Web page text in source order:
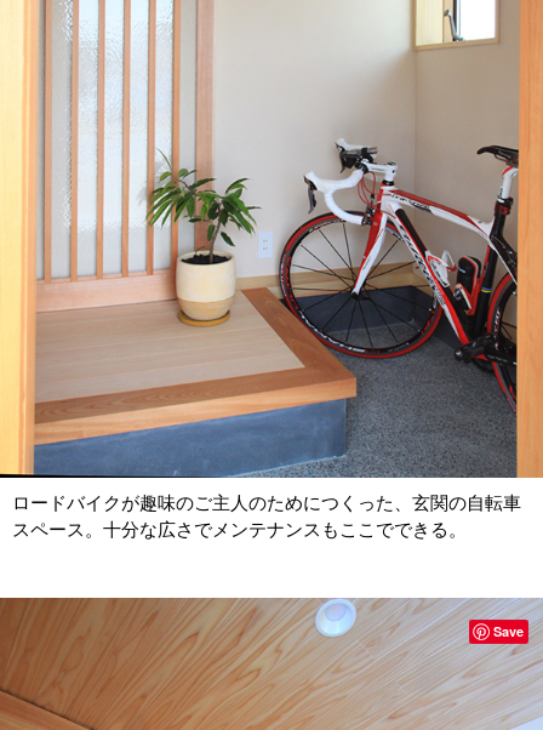
ロードバイクが趣味のご主人のためにつくった、玄関の自転車
スペース。十分な広さでメンテナンスもここでできる。
Save